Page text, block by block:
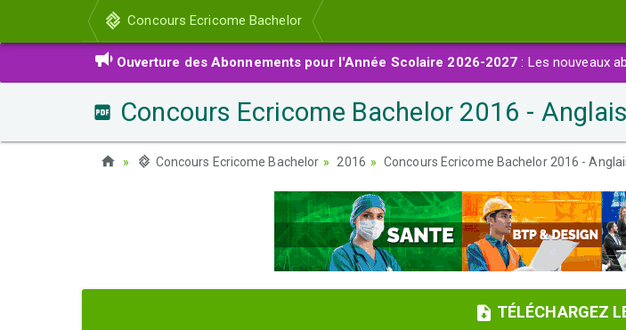
Concours Ecricome Bachelor
Ouverture des Abonnements pour l'Année Scolaire 2026-2027 : Les nouveaux
Concours Ecricome Bachelor 2016 -
Concours Ecricome Bachelor 2016 Concours Ecricome Bachelor 2016 -
TÉLÉCHARGEZ